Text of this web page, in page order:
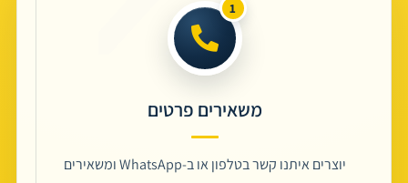
משאירים פרטים
יוצרים איתנו קשר בטלפון או ב-WhatsApp ומשאירים